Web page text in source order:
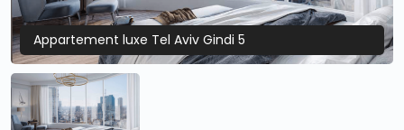
Appartement luxe Tel Aviv Gindi 5